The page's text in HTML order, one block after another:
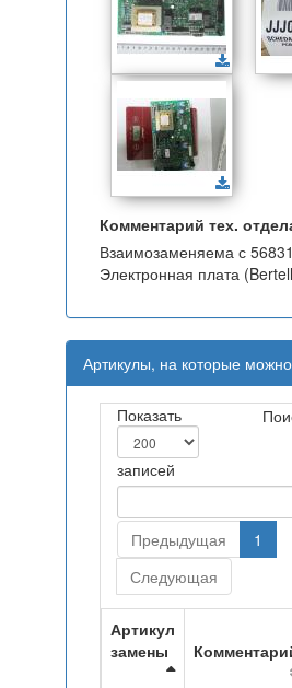
Комментарий тех.
Взаимозаменяема с
Электронная плата
Артикулы, на которые
Показать
записей
Предыдущая
1
Следующая
Артикул
замены